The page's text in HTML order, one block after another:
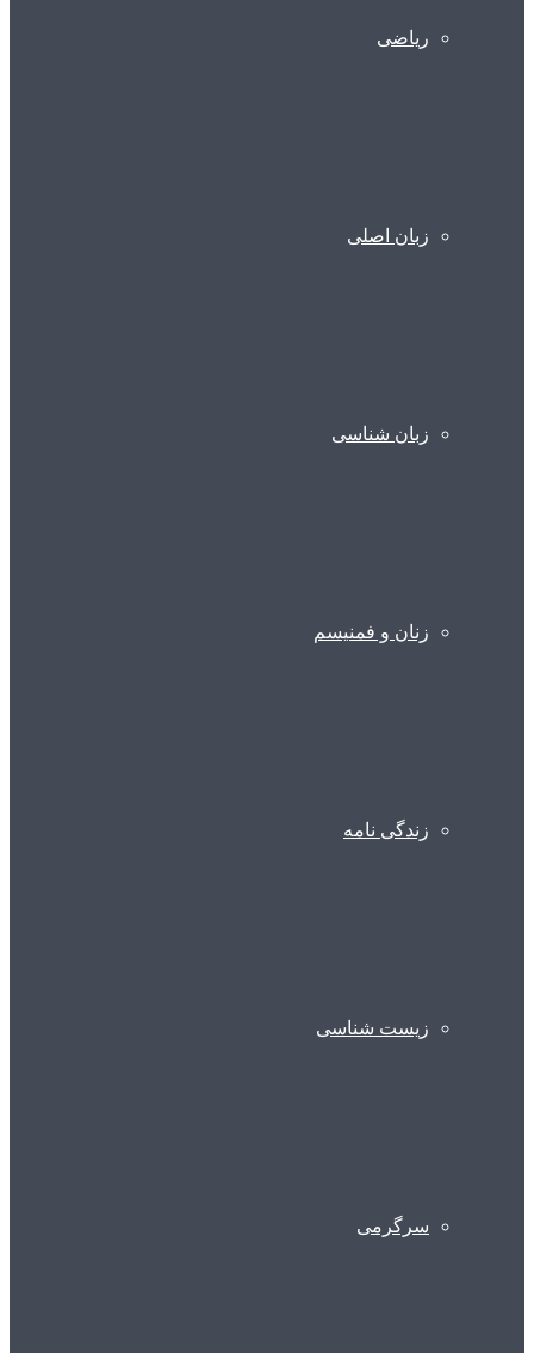
ریاضی
زبان اصلی
زبان شناسی
زنان و فمنیسم
زندگی نامه
زیست شناسی
سرگرمی